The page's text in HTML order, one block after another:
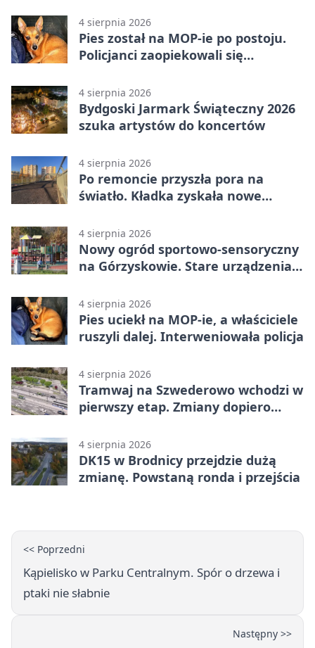
4 sierpnia 2026
Pies został na MOP-ie po postoju.
Policjanci zaopiekowali się
4 sierpnia 2026
Bydgoski Jarmark Świąteczny 2026
szuka artystów do koncertów
4 sierpnia 2026
Po remoncie przyszła pora na
światło. Kładka zyskała nowe
4 sierpnia 2026
Nowy ogród sportowo-sensoryczny
na Górzyskowie. Stare urządzenia
4 sierpnia 2026
Pies uciekł na MOP-ie, a właściciele
ruszyli dalej. Interweniowała policja
4 sierpnia 2026
Tramwaj na Szwederowo wchodzi w
pierwszy etap. Zmiany dopiero
4 sierpnia 2026
DK15 w Brodnicy przejdzie dużą
zmianę. Powstaną ronda i przejścia
<< Poprzedni
Kąpielisko w Parku Centralnym. Spór o drzewa i
ptaki nie słabnie
Następny >>